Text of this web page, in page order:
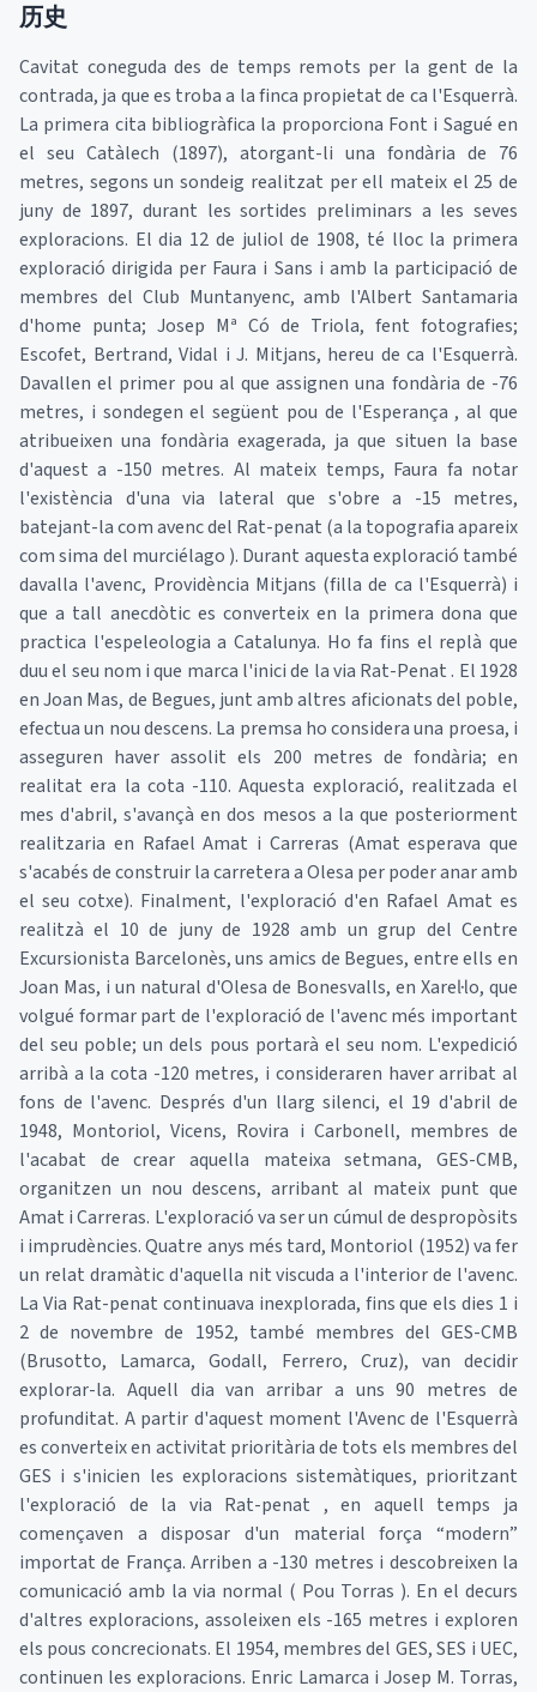
历史
Cavitat coneguda des de temps remots per la gent de la
contrada, ja que es troba a la finca propietat de ca l'Esquerrà.
La primera cita bibliogràfica la proporciona Font i Sagué en
el seu Catàlech (1897), atorgant-li una fondària de 76
metres, segons un sondeig realitzat per ell mateix el 25 de
juny de 1897, durant les sortides preliminars a les seves
exploracions. El dia 12 de juliol de 1908, té lloc la primera
exploració dirigida per Faura i Sans i amb la participació de
membres del Club Muntanyenc, amb l'Albert Santamaria
d'home punta; Josep Mª Có de Triola, fent fotografies;
Escofet, Bertrand, Vidal i J. Mitjans, hereu de ca l'Esquerrà.
Davallen el primer pou al que assignen una fondària de -76
metres, i sondegen el següent pou de l'Esperança , al que
atribueixen una fondària exagerada, ja que situen la base
d'aquest a -150 metres. Al mateix temps, Faura fa notar
l'existència d'una via lateral que s'obre a -15 metres,
batejant-la com avenc del Rat-penat (a la topografia apareix
com sima del murciélago ). Durant aquesta exploració també
davalla l'avenc, Providència Mitjans (filla de ca l'Esquerrà) i
que a tall anecdòtic es converteix en la primera dona que
practica l'espeleologia a Catalunya. Ho fa fins el replà que
duu el seu nom i que marca l'inici de la via Rat-Penat . El 1928
en Joan Mas, de Begues, junt amb altres aficionats del poble,
efectua un nou descens. La premsa ho considera una proesa, i
asseguren haver assolit els 200 metres de fondària; en
realitat era la cota -110. Aquesta exploració, realitzada el
mes d'abril, s'avançà en dos mesos a la que posteriorment
realitzaria en Rafael Amat i Carreras (Amat esperava que
s'acabés de construir la carretera a Olesa per poder anar amb
el seu cotxe). Finalment, l'exploració d'en Rafael Amat es
realitzà el 10 de juny de 1928 amb un grup del Centre
Excursionista Barcelonès, uns amics de Begues, entre ells en
Joan Mas, i un natural d'Olesa de Bonesvalls, en Xarel·lo, que
volgué formar part de l'exploració de l'avenc més important
del seu poble; un dels pous portarà el seu nom. L'expedició
arribà a la cota -120 metres, i consideraren haver arribat al
fons de l'avenc. Després d'un llarg silenci, el 19 d'abril de
1948, Montoriol, Vicens, Rovira i Carbonell, membres de
l'acabat de crear aquella mateixa setmana, GES-CMB,
organitzen un nou descens, arribant al mateix punt que
Amat i Carreras. L'exploració va ser un cúmul de despropòsits
i imprudències. Quatre anys més tard, Montoriol (1952) va fer
un relat dramàtic d'aquella nit viscuda a l'interior de l'avenc.
La Via Rat-penat continuava inexplorada, fins que els dies 1 i
2 de novembre de 1952, també membres del GES-CMB
(Brusotto, Lamarca, Godall, Ferrero, Cruz), van decidir
explorar-la. Aquell dia van arribar a uns 90 metres de
profunditat. A partir d'aquest moment l'Avenc de l'Esquerrà
es converteix en activitat prioritària de tots els membres del
GES i s'inicien les exploracions sistemàtiques, prioritzant
l'exploració de la via Rat-penat , en aquell temps ja
començaven a disposar d'un material força “modern”
importat de França. Arriben a -130 metres i descobreixen la
comunicació amb la via normal ( Pou Torras ). En el decurs
d'altres exploracions, assoleixen els -165 metres i exploren
els pous concrecionats. El 1954, membres del GES, SES i UEC,
continuen les exploracions. Enric Lamarca i Josep M. Torras,